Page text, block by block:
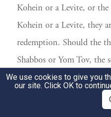
Kohein or a Levite, or
Kohein or a Levite, they
redemption. Should the
Shabbos or Yom Tov, the
the next day.
הכהן עם הפדיון
We use cookies to give you
our site. Click OK to